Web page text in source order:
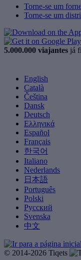
Torne-se um
Torne-se um
5.000.000 viajantes já
English
Català
Čeština
Dansk
Deutsch
Ελληνικά
Español
Français
한국어
Italiano
Nederlands
日本語
Português
Polski
Русский
Svenska
中文
© 2014-2026 Tiqets